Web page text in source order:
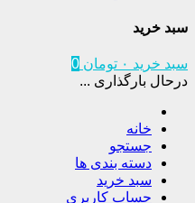
سبد خرید
سبد خرید ۰ تومان 0
درحال بارگذاری ...
خانه
جستجو
دسته بندی ها
سبد خرید
حساب کاربری